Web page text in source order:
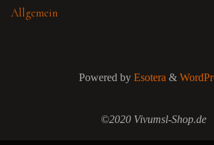
Allgemein
Powered byEsotera&
©2020 Vivumsl-Shop.de